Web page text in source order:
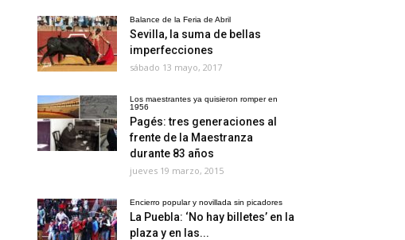
Balance de la Feria de Abril
Sevilla, la suma de bellas
imperfecciones
sábado 13 mayo, 2017
Los maestrantes ya quisieron romper en
1956
Pagés: tres generaciones al
frente de la Maestranza
durante 83 años
jueves 19 marzo, 2015
Encierro popular y novillada sin picadores
La Puebla: ‘No hay billetes’ en la
plaza y en las...